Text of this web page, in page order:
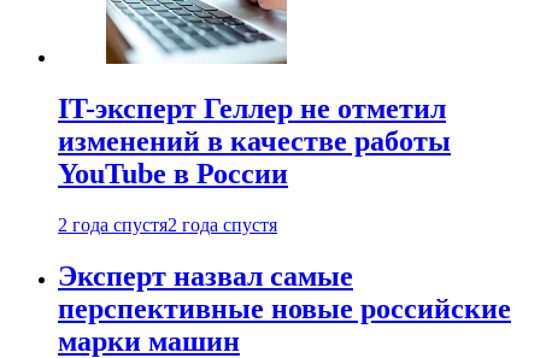
IT-эксперт Геллер не отметил
изменений в качестве работы
YouTube в России
2 года спустя2 года спустя
Эксперт назвал самые
перспективные новые российские
марки машин